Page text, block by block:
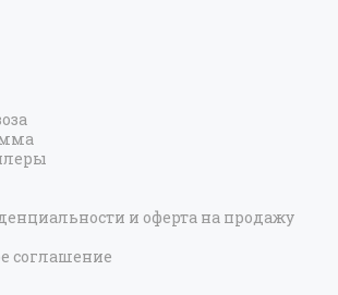
и оферта на продажу
соглашение